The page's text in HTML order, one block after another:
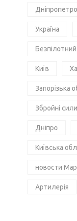
Україна
Київ
Запорізька
Збройні
Дніпро
Київська
новости
Артилерія